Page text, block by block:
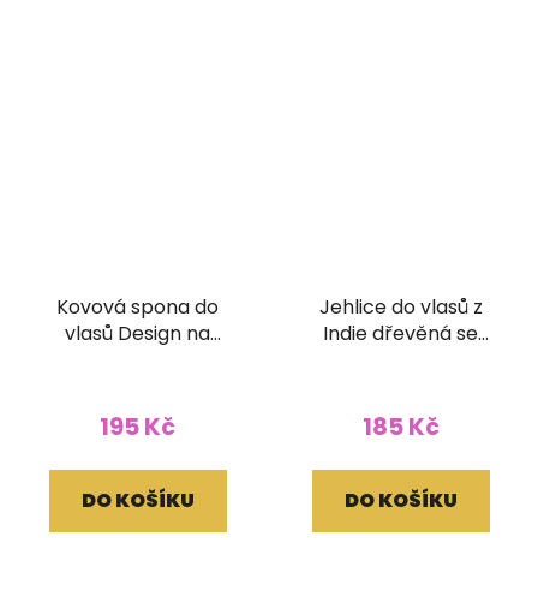
Kovová spona do
vlasů Design na
195 Kč
DO KOŠÍKU
Jehlice do vlasů z
Indie dřevěná se
185 Kč
DO KOŠÍKU